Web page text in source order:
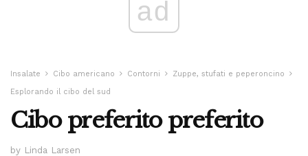
ad
Insalate Cibo americano Contorni
Zuppe, stufati e peperoncino
Esplorando il cibo del sud
Cibo preferito preferito
by Linda Larsen